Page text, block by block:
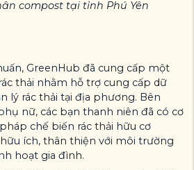
compost tại tỉnh Phú Yên
GreenHub đã cung cấp một
thải nhằm hỗ trợ cung cấp dữ
lý rác thải tại địa phương. Bên
nữ, các bạn thanh niên đã có cơ
chế biến rác thải hữu cơ
ích, thân thiện với môi trường
hoạt gia đình.